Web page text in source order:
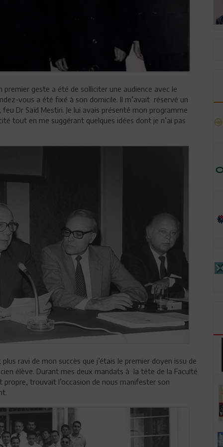
geste a été de solliciter une audience avec le
vous a été fixé à son domicile. Il m’avait réservé un
Dr Saïd Mestiri. Je lui avais présenté mon programme
tout en me suggérant quelques idées dont je n’ai pas
ravi de mon succès que j’étais le premier doyen issu de
élève. Durant mes deux mandats à la tête de la Faculté
trouvait l’occasion de nous manifester son